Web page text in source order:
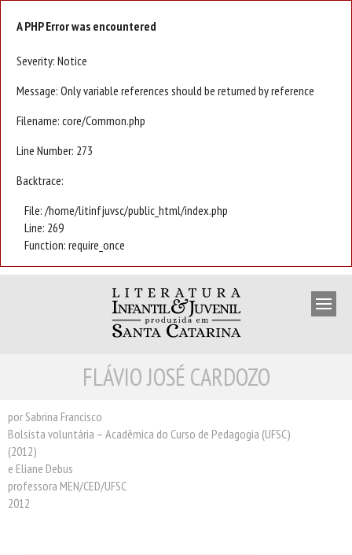
A PHP Error was encountered
Severity: Notice
Message: Only variable references should be returned by reference
Filename: core/Common.php
Line Number: 273
Backtrace:
File: /home/litinfjuvsc/public_html/index.php
Line: 269
Function: require_once
ESCRITORES
PRÓXIMAS EDIÇÕES
FLÁVIO JOSÉ CARDOZO
por Sabrina Francisco
Bolsista voluntária – Acadêmica do Curso de Pedagogia (UFSC)
(2012)
e Eliane Debus
professora MEN/CED/UFSC
2012